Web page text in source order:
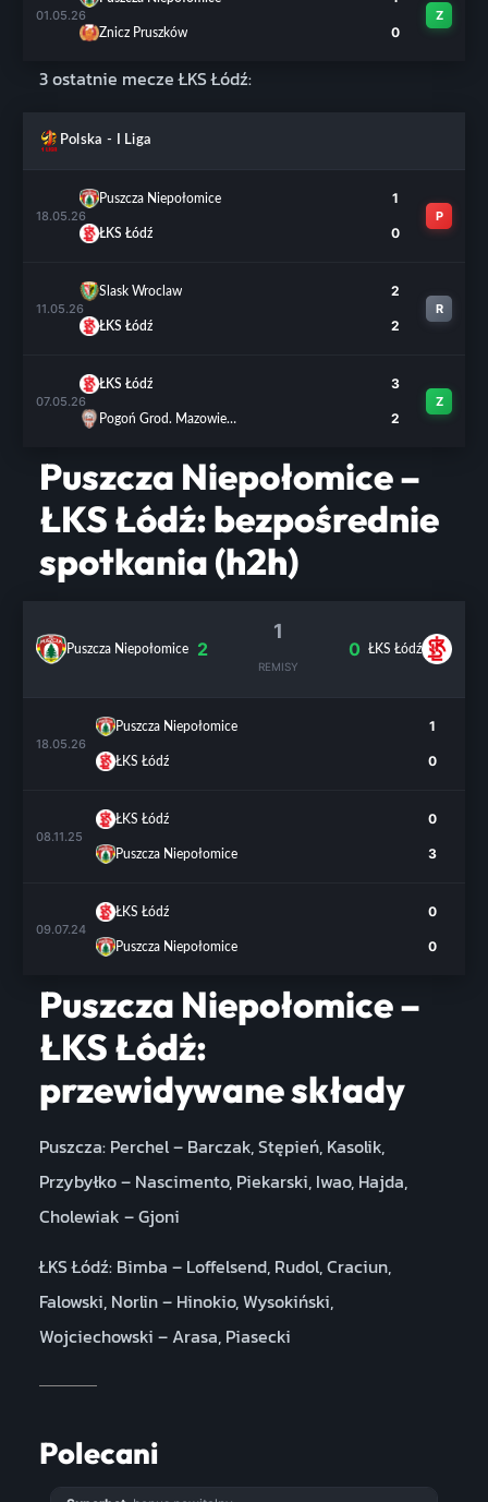
01.05.26
Znicz Pruszków 0
Z
3 ostatnie mecze ŁKS Łódź:
Polska - I Liga
18.05.26
Puszcza Niepołomice
ŁKS Łódź
1
0
P
11.05.26
Slask Wroclaw
ŁKS Łódź
2
2
R
07.05.26
ŁKS Łódź
Pogoń Grod. Mazowiecki
3
2
Z
Puszcza Niepołomice –
ŁKS Łódź: bezpośrednie
spotkania (h2h)
Puszcza Niepołomice 2
1
REMISY
0 ŁKS Łódź
18.05.26
Puszcza Niepołomice
ŁKS Łódź
1
0
08.11.25
ŁKS Łódź
Puszcza Niepołomice
0
3
09.07.24
ŁKS Łódź
Puszcza Niepołomice
0
0
Puszcza Niepołomice –
ŁKS Łódź:
przewidywane składy
Puszcza: Perchel – Barczak, Stępień, Kasolik,
Przybyłko – Nascimento, Piekarski, Iwao, Hajda,
Cholewiak – Gjoni
ŁKS Łódź: Bimba – Loffelsend, Rudol, Craciun,
Falowski, Norlin – Hinokio, Wysokiński,
Wojciechowski – Arasa, Piasecki
Polecani